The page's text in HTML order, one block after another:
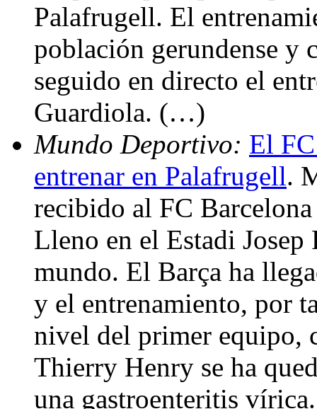
Palafrugell. El
población gerundense y
seguido en directo el
Guardiola. (…)
Mundo Deportivo: El
entrenar en Palafrugell.
recibido al FC
Lleno en el Estadi
mundo. El Barça ha
y el entrenamiento, por
nivel del primer equipo,
Thierry Henry se ha
una gastroenteritis